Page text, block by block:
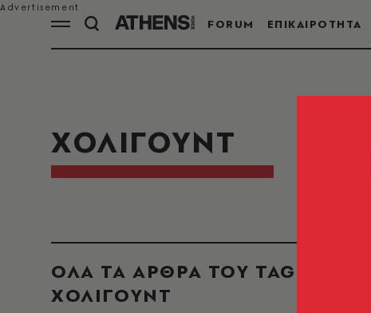
FORUM ΕΠΙΚΑΙΡΟΤΗΤΑ
ΧΟΛΙΓΟΥΝΤ
ΟΛΑ ΤΑ ΑΡΘΡΑ ΤΟΥ TAG
ΧΟΛΙΓΟΥΝΤ